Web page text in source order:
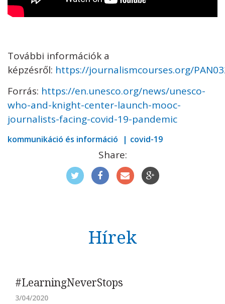
További információk a
képzésről: https://journalismcourses.org/
Forrás: https://en.unesco.org/news/unesco-
who-and-knight-center-launch-mooc-
journalists-facing-covid-19-pandemic
kommunikáció és információ covid-19
Share:
Hírek
#LearningNeverStops
3/04/2020